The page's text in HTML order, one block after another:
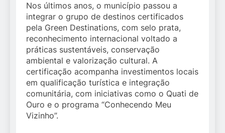
Nos últimos anos, o município passou a
integrar o grupo de destinos certificados
pela Green Destinations, com selo prata,
reconhecimento internacional voltado a
práticas sustentáveis, conservação
ambiental e valorização cultural. A
certificação acompanha investimentos locais
em qualificação turística e integração
comunitária, com iniciativas como o Quati de
Ouro e o programa “Conhecendo Meu
Vizinho”.